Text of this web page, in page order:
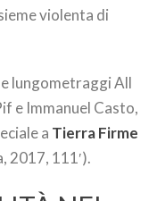
violenta di
lungometraggi All
e Immanuel Casto,
a Tierra Firme
2017, 111′).